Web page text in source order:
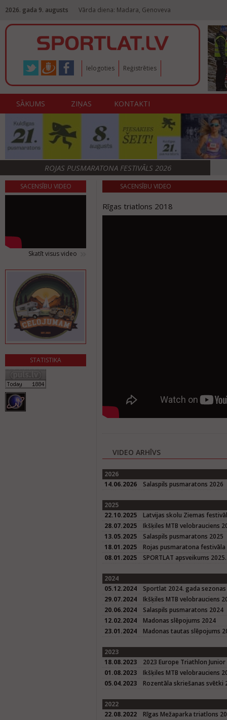
2026. gada 9. augusts Vārda diena: Madara, Genoveva
Ielogoties Reģistrēties
SĀKUMS ZIŅAS KONTAKTI
ROJAS PUSMARATONA FESTIVĀLS 2026
SACENSĪBU VIDEO
Skatīt visus video
STATISTIKA
SACENSĪBU VIDEO
Rīgas triatlons 2018
VIDEO ARHĪVS
2026
14.06.2026
Salaspils pusmaratons 2026
2025
22.10.2025
Latvijas skolu Ziemas
28.07.2025
Ikšķiles MTB velobrauciens
13.05.2025
Salaspils pusmaratons 2025
18.01.2025
Rojas pusmaratona festivāla
08.01.2025
SPORTLAT apsveikums
2024
05.12.2024
Sportlat 2024. gada
29.07.2024
Ikšķiles MTB velobrauciens
20.06.2024
Salaspils pusmaratons 2024
12.02.2024
Madonas slēpojums 2024
23.01.2024
Madonas tautas slēpojums
2023
18.08.2023
2023 Europe Triathlon Junior
01.08.2023
Ikšķiles MTB velobrauciens
05.04.2023
Rozentāla skriešanas svētki
2022
22.08.2022
Rīgas Mežaparka triatlons